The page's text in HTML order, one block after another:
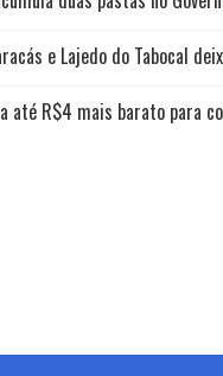
e Lajedo do Tabocal
até R$4 mais barato para